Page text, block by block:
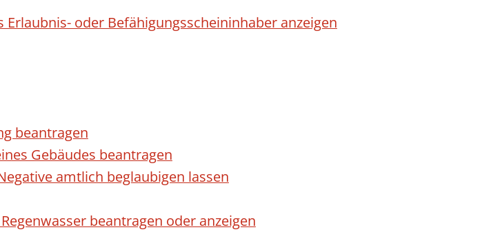
oder Befähigungsscheininhaber anzeigen
beantragen
Gebäudes beantragen
amtlich beglaubigen lassen
beantragen oder anzeigen